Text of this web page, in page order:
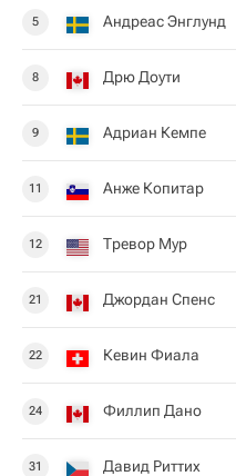
5 Андреас Энглунд
8 Дрю Доути
9 Адриан Кемпе
11 Анже Копитар
12 Тревор Мур
21 Джордан Спенс
22 Кевин Фиала
24 Филлип Дано
31 Давид Риттих